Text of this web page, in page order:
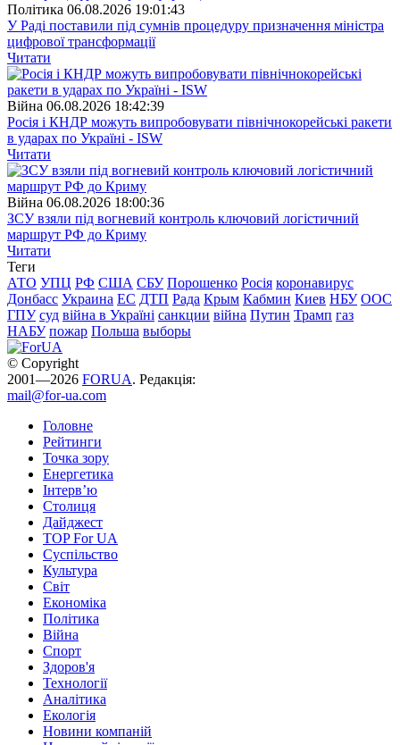
Полiтика 06.08.2026 19:01:43
У Раді поставили під сумнів процедуру призначення міністра
цифрової трансформації
Читати
Війна 06.08.2026 18:42:39
Росія і КНДР можуть випробовувати північнокорейські ракети
в ударах по Україні - ISW
Читати
Війна 06.08.2026 18:00:36
ЗСУ взяли під вогневий контроль ключовий логістичний
маршрут РФ до Криму
Читати
Теги
АТО УПЦ РФ США СБУ Порошенко Росія коронавирус
Донбасс Украина ЕС ДТП Рада Крым Кабмин Киев НБУ ООС
ГПУ суд війна в Україні санкции війна Путин Трамп газ
НАБУ пожар Польша выборы
© Copyright
2001—2026 FORUA. Редакція:
mail@for-ua.com
Головне
Рейтинги
Точка зору
Енергетика
Інтерв’ю
Столиця
Дайджест
TOP For UA
Суспiльство
Культура
Світ
Економіка
Політика
Війна
Спорт
Здоров'я
Технології
Аналітика
Екологія
Новини компаній